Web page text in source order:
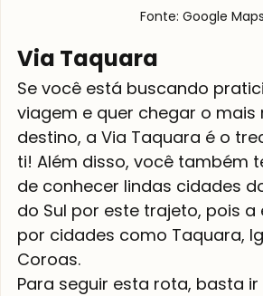
Fonte: Google Maps
Via Taquara
Se você está buscando
viagem e quer chegar o mais
destino, a Via Taquara é o
ti! Além disso, você também
de conhecer lindas cidades
do Sul por este trajeto, pois
por cidades como Taquara,
Coroas.
Para seguir esta rota, basta ir